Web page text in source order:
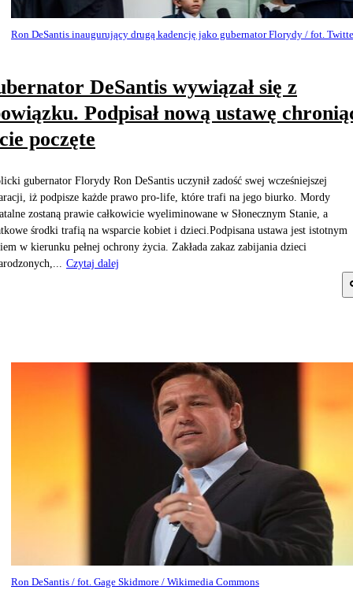
Ron DeSantis inaugurujący drugą kadencję jako gubernator Florydy / fot.
DeSantis wywiązał się z
Podpisał nową ustawę
poczęte
gubernator Florydy Ron DeSantis uczynił zadość swej wcześniejszej
iż podpisze każde prawo pro-life, które trafi na jego biurko. Mordy
zostaną prawie całkowicie wyeliminowane w Słonecznym Stanie, a
środki trafią na wsparcie kobiet i dzieci.Podpisana ustawa jest istotnym
w kierunku pełnej ochrony życia. Zakłada zakaz zabijania dzieci
Czytaj dalej
Ron DeSantis / fot. Gage Skidmore / Wikimedia Commons